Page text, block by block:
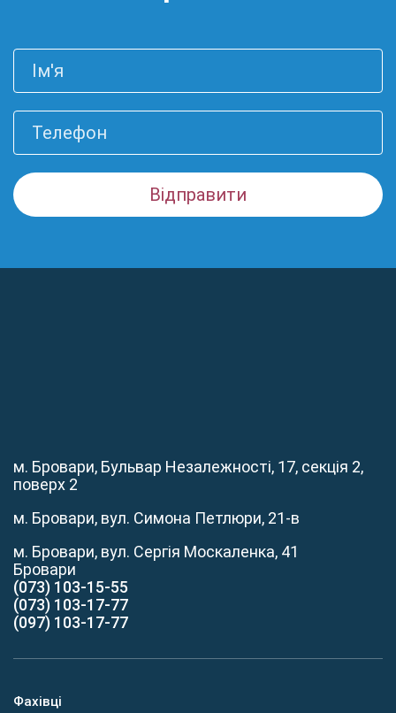
м. Бровари, Бульвар Незалежності, 17, секція 2,
поверх 2
м. Бровари, вул. Симона Петлюри, 21-в
м. Бровари, вул. Сергія Москаленка, 41
Бровари
(073) 103-15-55
(073) 103-17-77
(097) 103-17-77
Фахівці